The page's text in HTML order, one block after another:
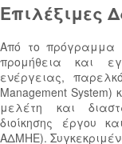
Επιλέξιμες
Από το πρόγραμμα
προμήθεια και
ενέργειας,
Management
μελέτη και
διοίκησης έργου
ΑΔΜΗΕ).